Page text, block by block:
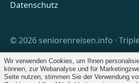
Datenschutz
© 2026 seniorenreisen.info ·
Wir verwenden Cookies, um Ihnen
können, zur Webanalyse und für
Seite nutzen, stimmen Sie der Verwendung